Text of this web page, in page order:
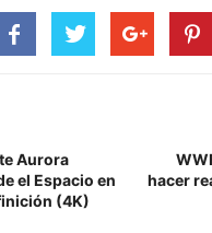
Aurora
el Espacio en
(4K)
hacer